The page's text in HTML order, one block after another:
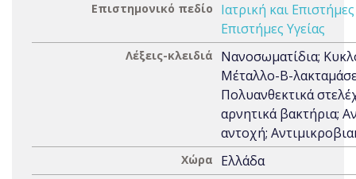
Επιστημονικό πεδίο
Ιατρική και
Επιστήμες Υγείας
Λέξεις-κλειδιά
Νανοσωματίδια;
Μέταλλο-Β-
Πολυανθεκτικά
αρνητικά βακτήρια;
αντοχή;
Χώρα Ελλάδα